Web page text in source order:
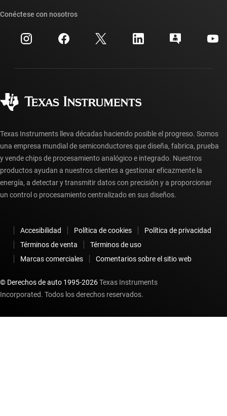
Eventos
Relaciones con los inversionistas
Búsqueda de referencias cruzadas
Centro de atención al cliente
Preguntas frecuentes sobre la cuenta myTI
Preguntas frecuentes sobre pedidos
Conéctese con nosotros
Texas Instruments lleva décadas haciendo posible el progreso. Somos
una empresa mundial de semiconductores que diseña, fabrica, prueba
y vende chips de procesamiento analógico e integrado. Nuestros
productos ayudan a nuestros clientes a gestionar eficazmente la
energía, a detectar y transmitir datos con precisión y a proporcionar
un control o procesamiento centralizado en sus diseños.
Accesibilidad Política de cookies
Política de privacidad
Términos de venta
Términos de uso
Marcas comerciales
Comentarios sobre el sitio web
© Derechos de auto 1995-2026Texas Instruments
Incorporated. Todos los derechos reservados.